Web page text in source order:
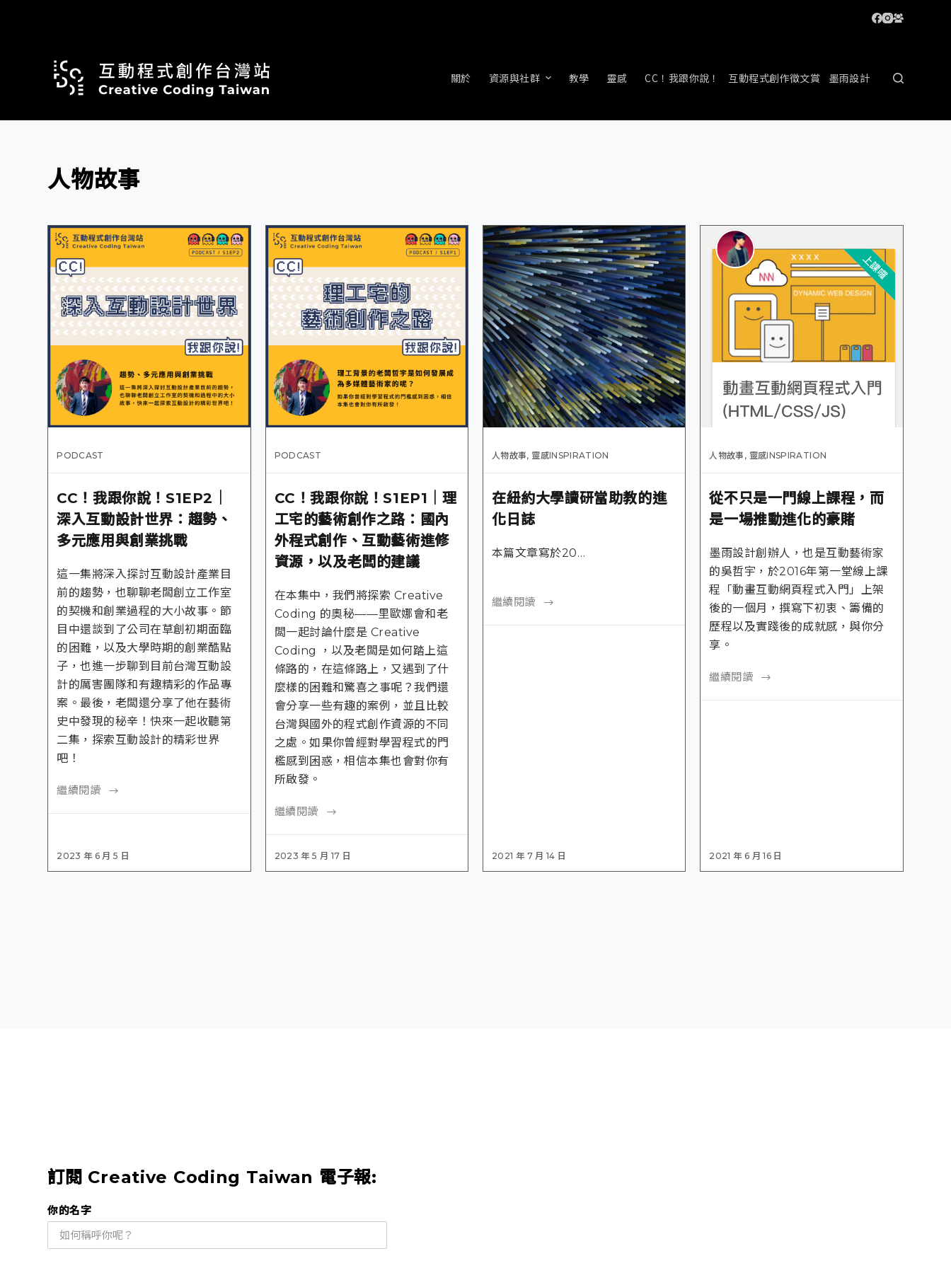
關於 資源與社群 教學 靈感 CC！我跟你說！ 互動程式創作徵文賞 墨雨設計
人物故事
PODCAST
CC！我跟你說！S1EP2｜
深入互動設計世界：趨勢、
多元應用與創業挑戰
這一集將深入探討互動設計產業目
前的趨勢，也聊聊老闆創立工作室
的契機和創業過程的大小故事。節
目中還談到了公司在草創初期面臨
的困難，以及大學時期的創業酷點
子，也進一步聊到目前台灣互動設
計的厲害團隊和有趣精彩的作品專
案。最後，老闆還分享了他在藝術
史中發現的秘辛！快來一起收聽第
二集，探索互動設計的精彩世界
吧！
繼續閱讀
2023 年 6 月 5 日
PODCAST
CC！我跟你說！S1EP1｜理
工宅的藝術創作之路：國內
外程式創作、互動藝術進修
資源，以及老闆的建議
在本集中，我們將探索 Creative
Coding 的奧秘——里歐娜會和老
闆一起討論什麼是 Creative
Coding ，以及老闆是如何踏上這
條路的，在這條路上，又遇到了什
麼樣的困難和驚喜之事呢？我們還
會分享一些有趣的案例，並且比較
台灣與國外的程式創作資源的不同
之處。如果你曾經對學習程式的門
檻感到困惑，相信本集也會對你有
所啟發。
繼續閱讀
2023 年 5 月 17 日
人物故事, 靈感INSPIRATION
在紐約大學讀研當助教的進
化日誌
本篇文章寫於20…
繼續閱讀
2021 年 7 月 14 日
人物故事 , 靈感INSPIRATION
從不只是一門線上課程，而
是一場推動進化的豪賭
墨雨設計創辦人，也是互動藝術家
的吳哲宇，於2016年第一堂線上課
程「動畫互動網頁程式入門」上架
後的一個月，撰寫下初衷、籌備的
歷程以及實踐後的成就感，與你分
享。
繼續閱讀
2021 年 6 月 16 日
訂閱 Creative Coding Taiwan 電子報:
你的名字